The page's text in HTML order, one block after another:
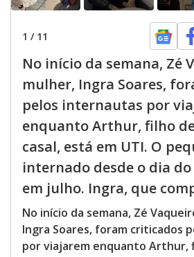
1 / 11
No início da semana, Zé
mulher, Ingra Soares,
pelos internautas por
enquanto Arthur, filho
casal, está em UTI. O
internado desde o dia
em julho. Ingra, que
No início da semana, Zé
Ingra Soares, foram criticados
por viajarem enquanto Arthur,